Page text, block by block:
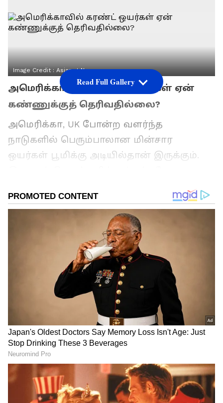
Image Credit : Asianet News
அமெரிக்காவில் கரண்ட் ஒயர்கள் ஏன்
கண்ணுக்குத் தெரிவதில்லை?
அமெரிக்கா, UK போன்ற வளர்ந்த
நாடுகளில் பெரும்பாலான மின்சார
ஒயர்கள் பூமிக்கு அடியில்தான் இருக்கும்.
இருக்காது. முக்கிய நகரங்கள், வணிகப்
பகுதிகள் மற்றும் நவீன புறநகர்ப்
பகுதிகளில் இந்த முறையை
கொண்டுவந்துவிட்டார்கள். இன்னும் சில
இடங்களில் கம்பங்கள் இருந்தாலும், அந்த
மின்சார லைன்களையும் ஒரு
சிஸ்டமேட்டிக்கான முறையில்
பராமரிக்கிறார்கள்.
ஏசியாநெட் தமிழ்-ஐ உங்கள் முதன்மைத்
தேர்வாக்குங்கள்
Read Full Gallery